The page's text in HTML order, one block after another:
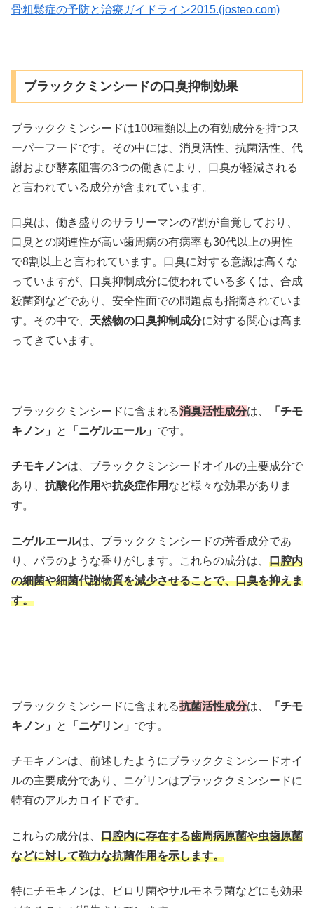
骨粗鬆症の予防と治療ガイドライン2015.(josteo.com)
ブラッククミンシードの口臭抑制効果
ブラッククミンシードは100種類以上の有効成分を持つス
ーパーフードです。その中には、消臭活性、抗菌活性、代
謝および酵素阻害の3つの働きにより、口臭が軽減される
と言われている成分が含まれています。
口臭は、働き盛りのサラリーマンの7割が自覚しており、
口臭との関連性が高い歯周病の有病率も30代以上の男性
で8割以上と言われています。口臭に対する意識は高くな
っていますが、口臭抑制成分に使われている多くは、合成
殺菌剤などであり、安全性面での問題点も指摘されていま
す。その中で、 天然物の口臭抑制成分に対する関心は高ま
ってきています。
ブラッククミンシードに含まれる消臭活性成分は、
「チモ
キノン」
と 「ニゲルエール」 です。
チモキノンは、ブラッククミンシードオイルの主要成分で
あり、 抗酸化作用や抗炎症作用 など様々な効果がありま
す。
ニゲルエールは、ブラッククミンシードの芳香成分であ
り、バラのような香りがします。これらの成分は、 口腔内
の細菌や細菌代謝物質を減少させることで、口臭を抑えま
す。
ブラッククミンシードに含まれる抗菌活性成分は、
「チモ
キノン」
と 「ニゲリン」 です。
チモキノンは、前述したようにブラッククミンシードオイ
ルの主要成分であり、ニゲリンはブラッククミンシードに
特有のアルカロイドです。
これらの成分は、 口腔内に存在する歯周病原菌や虫歯原菌
などに対して強力な抗菌作用を示します。
特にチモキノンは、ピロリ菌やサルモネラ菌などにも効果